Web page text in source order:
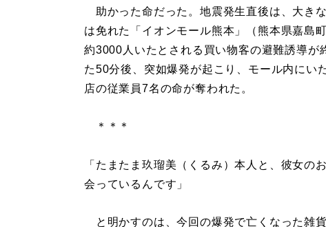
助かった命だった。地震発生直後は、大き
は免れた「イオンモール熊本」（熊本県嘉島町
約3000人いたとされる買い物客の避難誘導が
た50分後、突如爆発が起こり、モール内にい
店の従業員7名の命が奪われた。
＊＊＊
「たまたま玖瑠美（くるみ）本人と、彼女
会っているんです」
と明かすのは、今回の爆発で亡くなった雑